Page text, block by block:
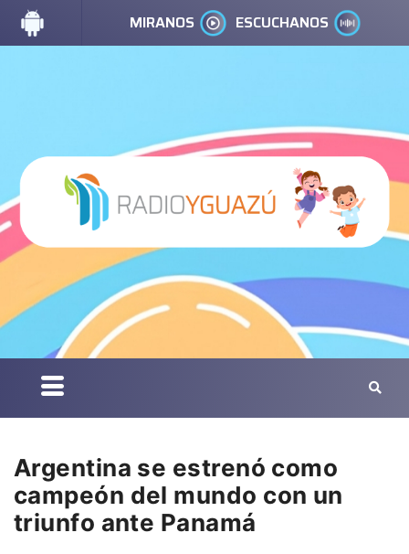
MIRANOS ESCUCHANOS
Argentina se estrenó como
campeón del mundo con un
triunfo ante Panamá